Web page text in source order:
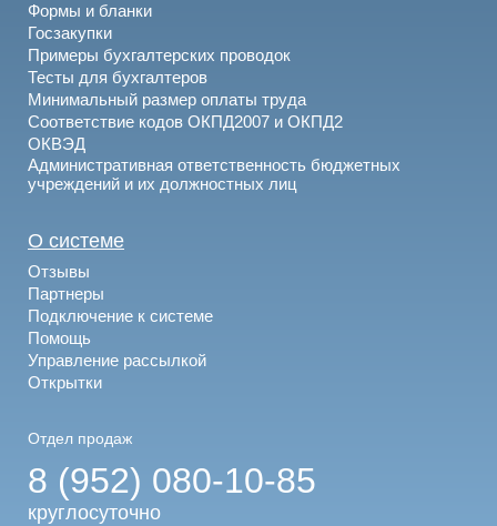
Формы и бланки
Госзакупки
Примеры бухгалтерских проводок
Тесты для бухгалтеров
Минимальный размер оплаты труда
Соответствие кодов ОКПД2007 и ОКПД2
ОКВЭД
Административная ответственность бюджетных
учреждений и их должностных лиц
О системе
Отзывы
Партнеры
Подключение к системе
Помощь
Управление рассылкой
Открытки
Отдел продаж
8 (952) 080-10-85
круглосуточно